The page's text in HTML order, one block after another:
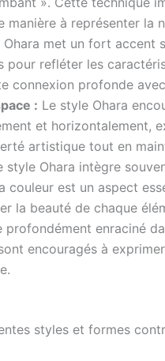
manière à représenter la
Ohara met un fort accent
pour refléter les
connexion profonde
: Le style Ohara
et horizontalement,
artistique tout en
style Ohara intègre
couleur est un aspect
la beauté de chaque
profondément enraciné
encouragés à
styles et formes